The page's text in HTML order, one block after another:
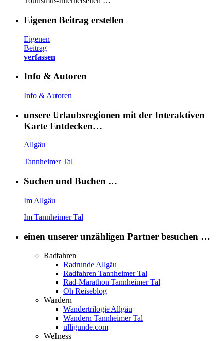
Eigenen Beitrag erstellen
Eigenen
Beitrag
verfassen
Info & Autoren
Info & Autoren
unsere Urlaubsregionen mit der Interaktiven
Karte Entdecken…
Allgäu
Tannheimer Tal
Suchen und Buchen …
Im Allgäu
Im Tannheimer Tal
einen unserer unzähligen Partner besuchen …
Radfahren
Radrunde Allgäu
Radfahren Tannheimer Tal
Rad-Marathon Tannheimer Tal
Oh Reiseblog
Wandern
Wandertrilogie Allgäu
Wandern Tannheimer Tal
ulligunde.com
Wellness